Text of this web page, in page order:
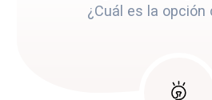
¿Cuál es la opción